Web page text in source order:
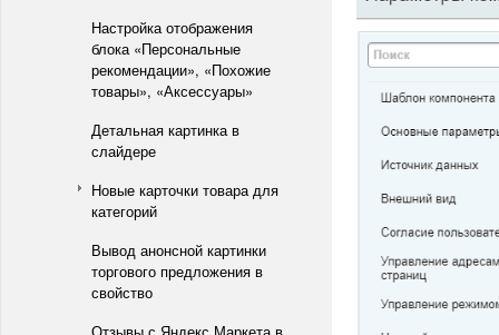
Настройка отображения
блока «Персональные
рекомендации», «Похожие
товары», «Аксессуары»
Детальная картинка в
слайдере
Новые карточки товара для
категорий
Вывод анонсной картинки
торгового предложения в
свойство